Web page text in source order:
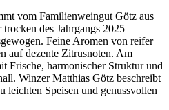
vom Familienweingut Götz aus
des Jahrgangs 2025
Feine Aromen von reifer
auf dezente Zitrusnoten. Am
Frische, harmonischer Struktur und
Winzer Matthias Götz beschreibt
leichten Speisen und genussvollen